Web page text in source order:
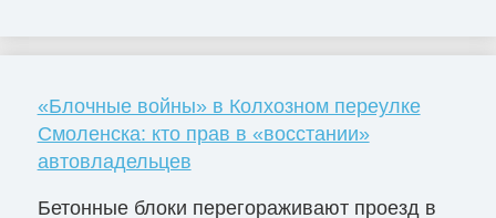
«Блочные войны» в Колхозном переулке
Смоленска: кто прав в «восстании»
автовладельцев
Бетонные блоки перегораживают проезд в